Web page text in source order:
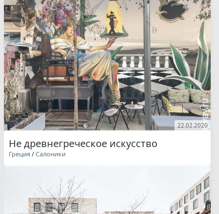
22.02.2020
Не древнегреческое искусство
Греция /Салоники